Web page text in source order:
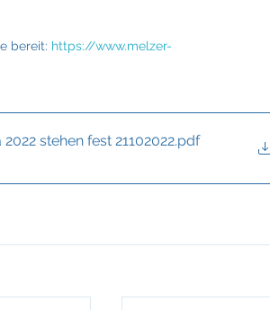
bereit: https://www.melzer-
stehen fest 21102022.pdf